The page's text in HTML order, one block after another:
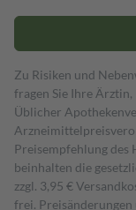
Zu Risiken und
fragen Sie Ihre
Üblicher
Preisempfehlung des
beinhalten die
zzgl. 3,95 €
frei.